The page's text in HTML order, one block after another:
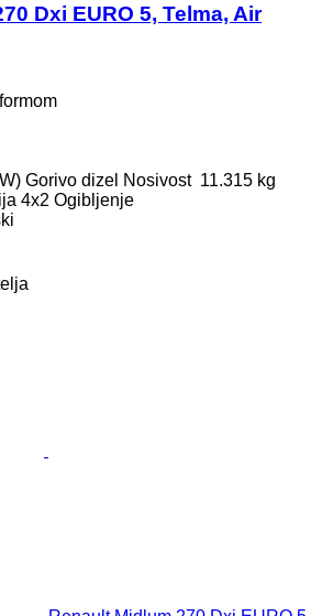
Dxi EURO 5, Telma, Air
Gorivo dizel Nosivost 11.315 kg
4x2 Ogibljenje